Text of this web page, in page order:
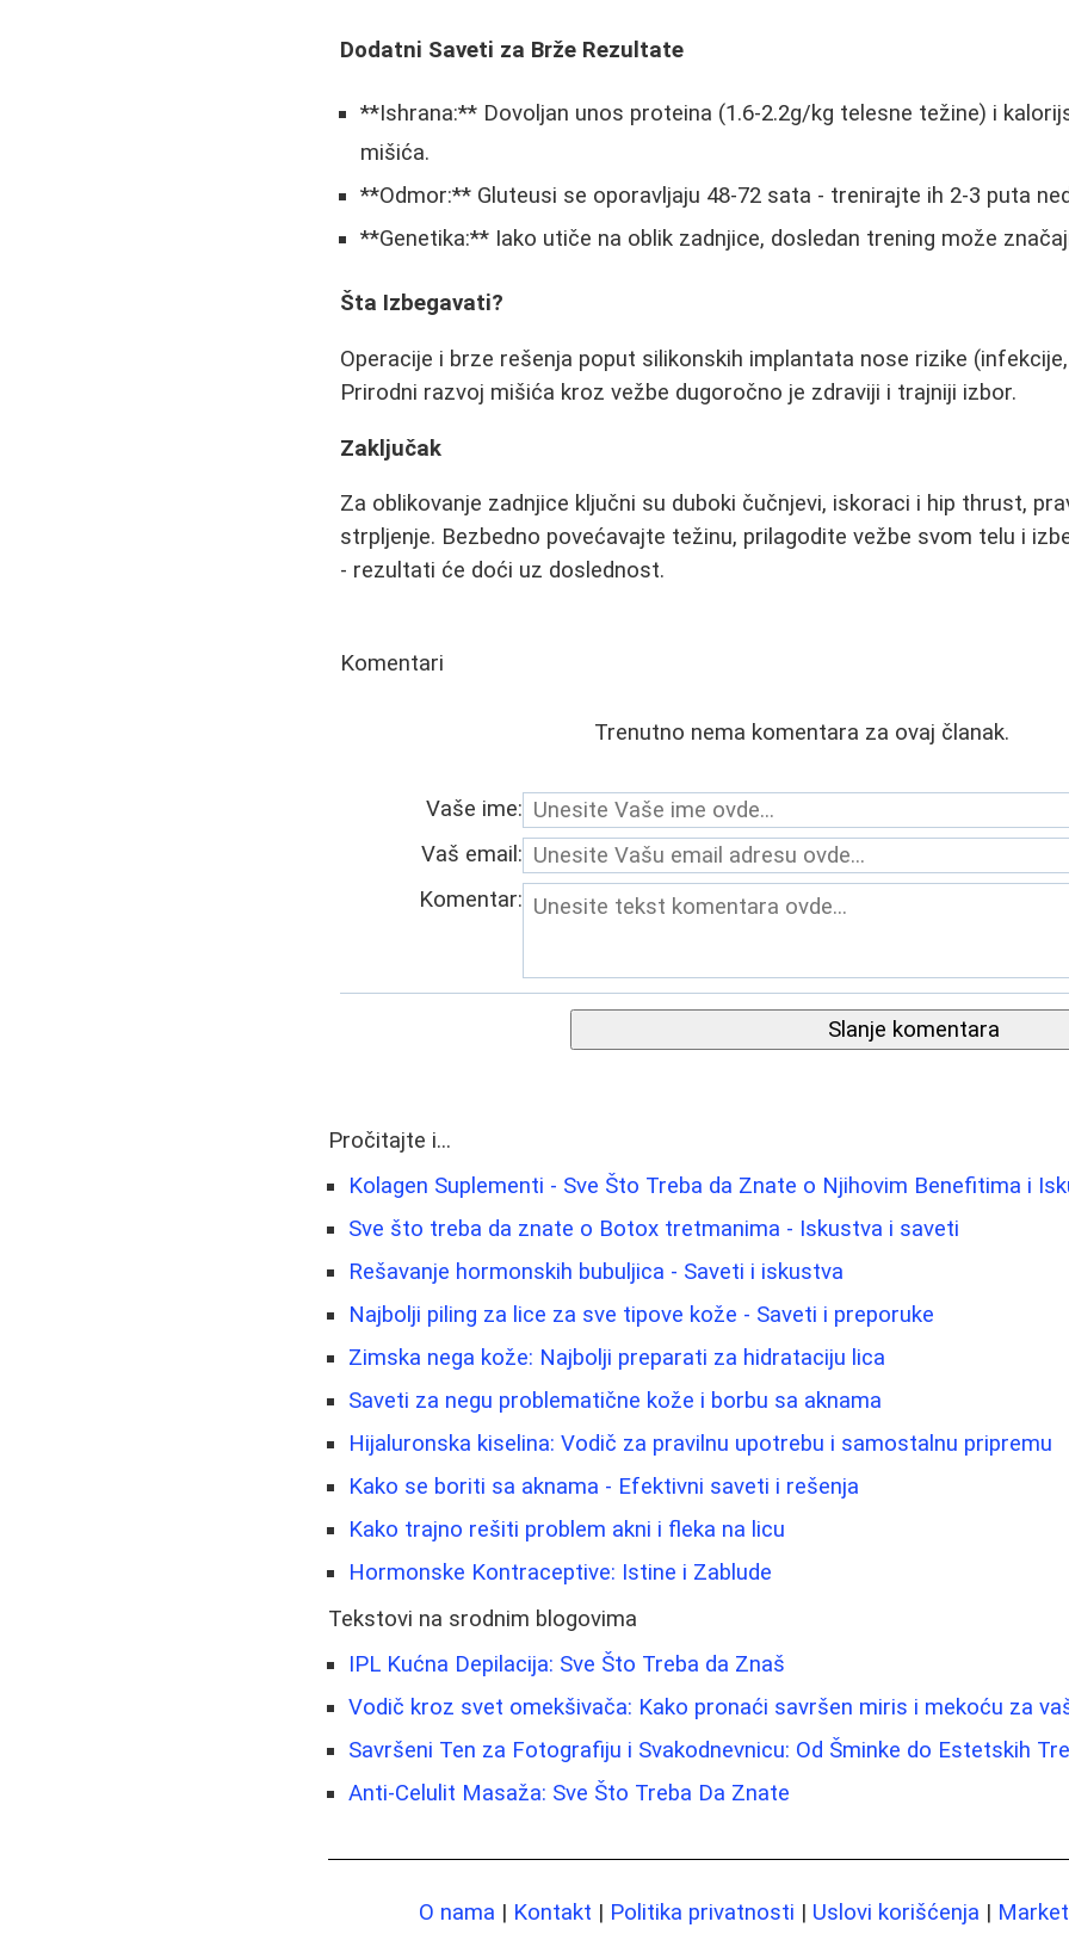
Dodatni Saveti za Brže Rezultate
**Ishrana:** Dovoljan unos proteina (1.6-2.2g/kg telesne težine) i
mišića.
**Odmor:** Gluteusi se oporavljaju 48-72 sata - trenirajte ih 2-3 puta
**Genetika:** Iako utiče na oblik zadnjice, dosledan trening može
Šta Izbegavati?
Operacije i brze rešenja poput silikonskih implantata nose rizike
Prirodni razvoj mišića kroz vežbe dugoročno je zdraviji i trajniji izbor.
Zaključak
Za oblikovanje zadnjice ključni su duboki čučnjevi, iskoraci i hip thrust,
strpljenje. Bezbedno povećavajte težinu, prilagodite vežbe svom telu i
- rezultati će doći uz doslednost.
Komentari
Trenutno nema komentara za ovaj članak.
Vaše ime:
Vaš email:
Komentar:
Slanje komentara
Pročitajte i...
Kolagen Suplementi - Sve Što Treba da Znate o Njihovim Benefitima i
Sve što treba da znate o Botox tretmanima - Iskustva i saveti
Rešavanje hormonskih bubuljica - Saveti i iskustva
Najbolji piling za lice za sve tipove kože - Saveti i preporuke
Zimska nega kože: Najbolji preparati za hidrataciju lica
Saveti za negu problematične kože i borbu sa aknama
Hijaluronska kiselina: Vodič za pravilnu upotrebu i samostalnu pripremu
Kako se boriti sa aknama - Efektivni saveti i rešenja
Kako trajno rešiti problem akni i fleka na licu
Hormonske Kontraceptive: Istine i Zablude
Tekstovi na srodnim blogovima
IPL Kućna Depilacija: Sve Što Treba da Znaš
Vodič kroz svet omekšivača: Kako pronaći savršen miris i mekoću za
Savršeni Ten za Fotografiju i Svakodnevnicu: Od Šminke do Estetskih
Anti-Celulit Masaža: Sve Što Treba Da Znate
O nama | Kontakt | Politika privatnosti | Uslovi korišćenja |